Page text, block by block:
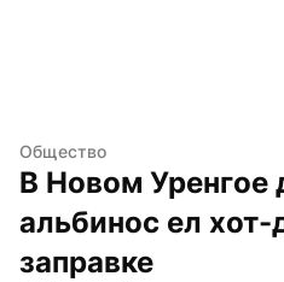
Общество
В Новом Уренгое
альбинос ел хот-
заправке